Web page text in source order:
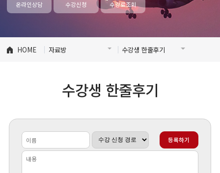
온라인상담 수강신청 수강료조회
HOME 자료방 수강생 한줄후기
수강생 한줄후기